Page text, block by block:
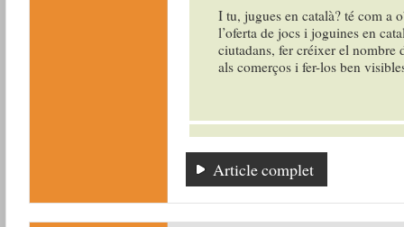
I tu, jugues en català? té com a
l’oferta de jocs i joguines en
ciutadans, fer créixer el nombre
als comerços i fer-los ben
Article complet